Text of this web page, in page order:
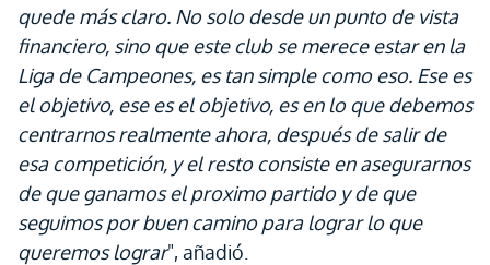
quede más claro. No solo desde un punto de vista
financiero, sino que este club se merece estar en la
Liga de Campeones, es tan simple como eso. Ese es
el objetivo, ese es el objetivo, es en lo que debemos
centrarnos realmente ahora, después de salir de
esa competición, y el resto consiste en asegurarnos
de que ganamos el proximo partido y de que
seguimos por buen camino para lograr lo que
queremos lograr", añadió.